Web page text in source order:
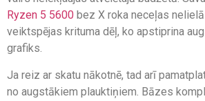
Ryzen 5 5600 bez X roka neceļas
veiktspējas krituma dēļ, ko apstiprina
grafiks.
Ja reiz ar skatu nākotnē, tad arī
no augstākiem plauktiņiem. Bāzes